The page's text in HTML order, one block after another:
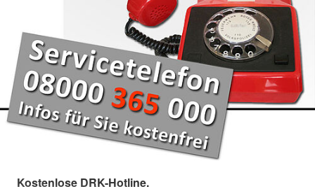
Kostenlose DRK-Hotline.